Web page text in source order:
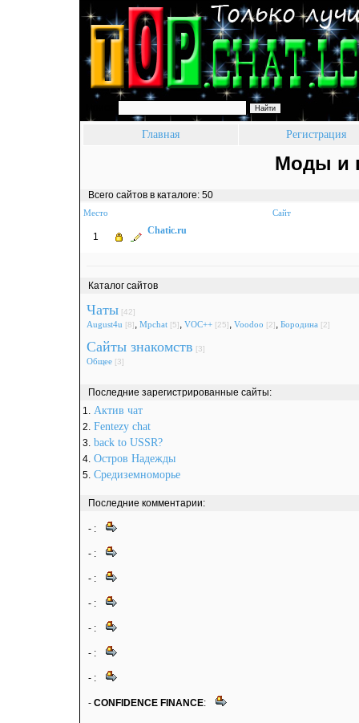
Главная Регистрация
Моды и
Всего сайтов в каталоге: 50
Место Сайт
1
Chatic.ru
Каталог сайтов
Чаты [42]
August4u [8], Mpchat [5], VOC++ [25], Voodoo [2], Бородина [2]
Сайты знакомств [3]
Общее [3]
Последние зарегистрированные сайты:
1. Актив чат
2. Fentezy chat
3. back to USSR?
4. Остров Надежды
5. Средиземноморье
Последние комментарии:
- :
- :
- :
- :
- :
- :
- :
- CONFIDENCE FINANCE: